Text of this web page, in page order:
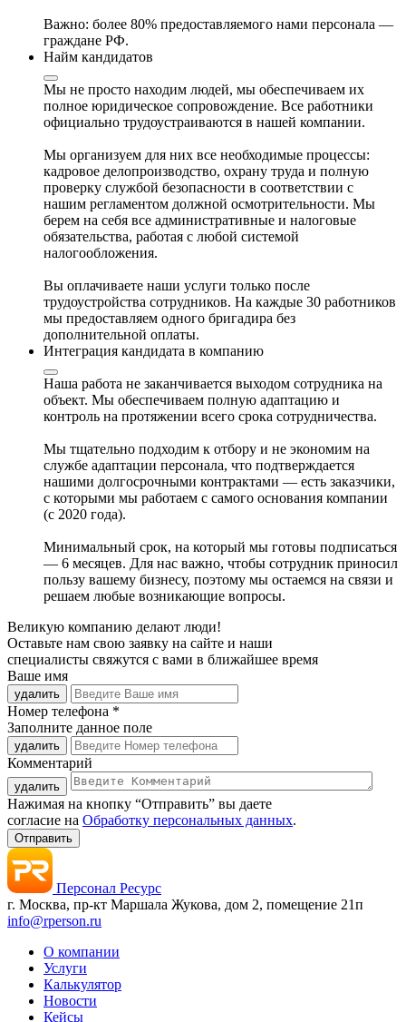
Важно: более 80% предоставляемого нами персонала —
граждане РФ.
Найм кандидатов
Мы не просто находим людей, мы обеспечиваем их
полное юридическое сопровождение. Все работники
официально трудоустраиваются в нашей компании.
Мы организуем для них все необходимые процессы:
кадровое делопроизводство, охрану труда и полную
проверку службой безопасности в соответствии с
нашим регламентом должной осмотрительности. Мы
берем на себя все административные и налоговые
обязательства, работая с любой системой
налогообложения.
Вы оплачиваете наши услуги только после
трудоустройства сотрудников. На каждые 30 работников
мы предоставляем одного бригадира без
дополнительной оплаты.
Интеграция кандидата в компанию
Наша работа не заканчивается выходом сотрудника на
объект. Мы обеспечиваем полную адаптацию и
контроль на протяжении всего срока сотрудничества.
Мы тщательно подходим к отбору и не экономим на
службе адаптации персонала, что подтверждается
нашими долгосрочными контрактами — есть заказчики,
с которыми мы работаем с самого основания компании
(с 2020 года).
Минимальный срок, на который мы готовы подписаться
— 6 месяцев. Для нас важно, чтобы сотрудник приносил
пользу вашему бизнесу, поэтому мы остаемся на связи и
решаем любые возникающие вопросы.
Великую компанию делают люди!
Оставьте нам свою заявку на сайте и наши
специалисты свяжутся с вами в ближайшее время
Ваше имя
удалить
Номер телефона *
Заполните данное поле
удалить
Комментарий
удалить
Нажимая на кнопку “Отправить” вы даете
согласие на Обработку персональных данных.
Персонал Ресурс
г. Москва, пр-кт Маршала Жукова, дом 2, помещение 21п
info@rperson.ru
О компании
Услуги
Калькулятор
Новости
Кейсы